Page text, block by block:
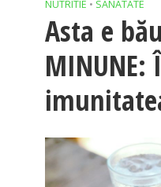
NUTRITIE • SANATATE
Asta e